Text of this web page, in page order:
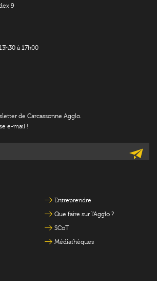
9
à 17h00
de Carcassonne Agglo.
e-mail !
Entreprendre
Que faire sur l'Agglo ?
SCoT
Médiathèques